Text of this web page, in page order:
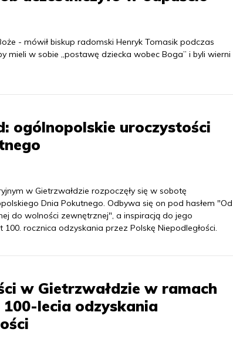
- mówił biskup radomski Henryk Tomasik podczas
mieli w sobie „postawę dziecka wobec Boga” i byli wierni
ogólnopolskie uroczystości
w Gietrzwałdzie rozpoczęły się w sobotę
Dnia Pokutnego. Odbywa się on pod hasłem "Od
do wolności zewnętrznej", a inspiracją do jego
rocznica odzyskania przez Polskę Niepodległości.
w Gietrzwałdzie w ramach
lecia odzyskania